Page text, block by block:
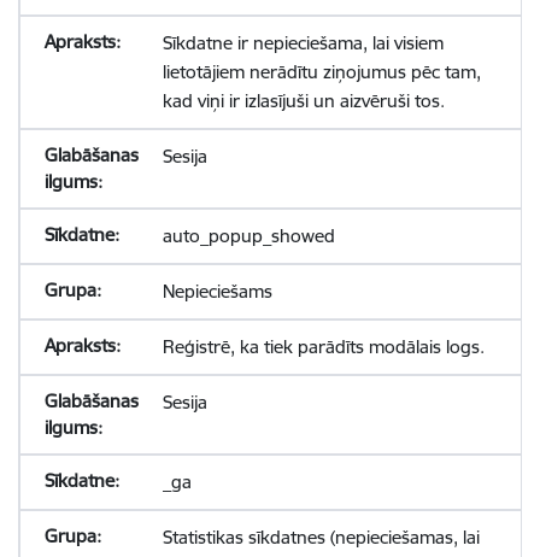
Sīkdatne ir nepieciešama, lai visiem
lietotājiem nerādītu ziņojumus pēc tam,
kad viņi ir izlasījuši un aizvēruši tos.
Sesija
auto_popup_showed
Nepieciešams
Reģistrē, ka tiek parādīts modālais logs.
Sesija
_ga
Statistikas sīkdatnes (nepieciešamas, lai